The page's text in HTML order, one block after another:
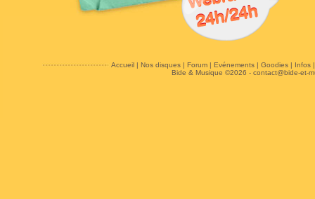
Accueil| Nos disques| Forum| Evénements| Goodies| Infos
Bide & Musique ©2026 - contact@bide-et-